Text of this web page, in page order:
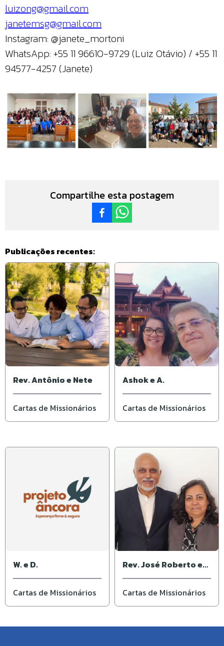
luizong@gmail.com
janetemsg@gmail.com
Instagram: @janete_mortoni
WhatsApp: +55 11 96610-9729 (Luiz Otávio) / +55 11
94577-4257 (Janete)
Compartilhe esta postagem
Publicações recentes:
Rev. Antônio e Nete
Cartas de Missionários
Ashok e A.
Cartas de Missionários
W. e D.
Cartas de Missionários
Rev. José Roberto e
Ivone
Cartas de Missionários